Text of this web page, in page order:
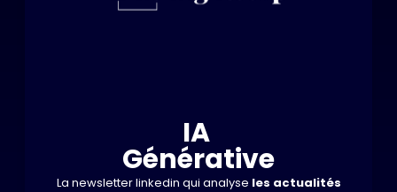
IA
Générative
La newsletter linkedin qui analyse les actualités